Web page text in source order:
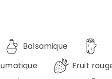
Balsamique
Fruit